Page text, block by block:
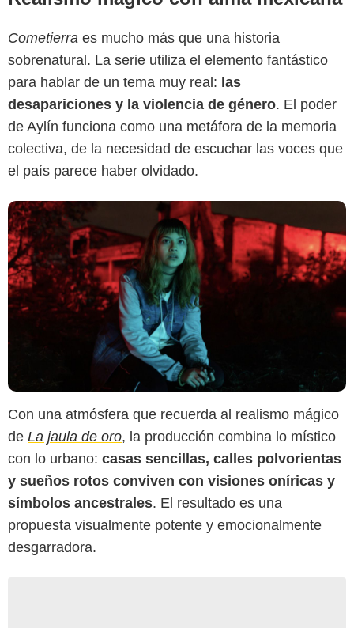
Cometierra es mucho más que una historia
sobrenatural. La serie utiliza el elemento fantástico
para hablar de un tema muy real: las
desapariciones y la violencia de género. El poder
de Aylín funciona como una metáfora de la memoria
colectiva, de la necesidad de escuchar las voces que
el país parece haber olvidado.
Con una atmósfera que recuerda al realismo mágico
de La jaula de oro, la producción combina lo místico
con lo urbano: casas sencillas, calles polvorientas
y sueños rotos conviven con visiones oníricas y
símbolos ancestrales. El resultado es una
propuesta visualmente potente y emocionalmente
desgarradora.